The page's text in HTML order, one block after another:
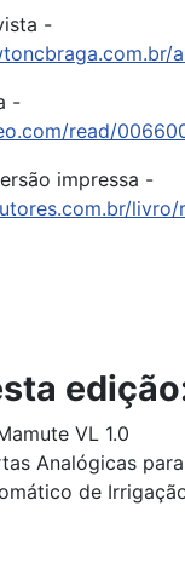
-
-
read/
impressa -
VL 1.0
Analógicas
de